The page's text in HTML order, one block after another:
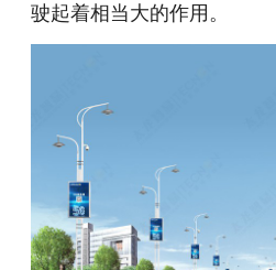
驶起着相当大的作用。